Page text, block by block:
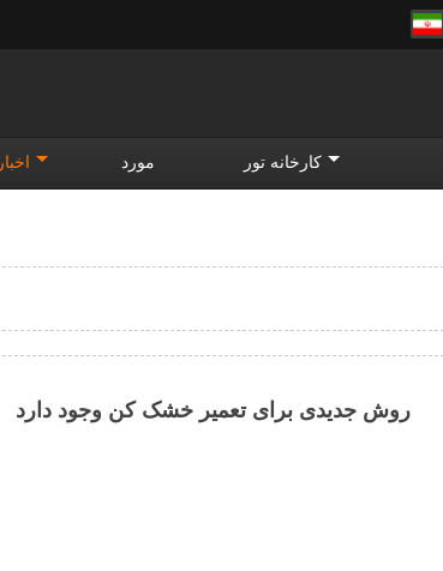
اخبار مورد کارخانه تور
روش جدیدی برای تعمیر خشک کن وجود دارد